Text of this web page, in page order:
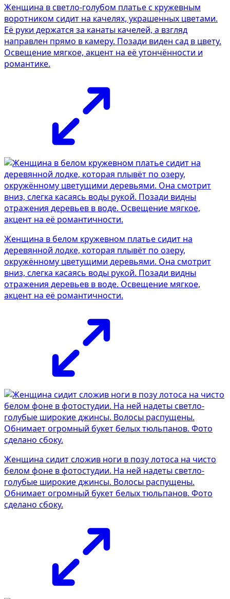
Женщина в светло-голубом платье с кружевным
воротником сидит на качелях, украшенных цветами.
Её руки держатся за канаты качелей, а взгляд
направлен прямо в камеру. Позади виден сад в цвету.
Освещение мягкое, акцент на её утончённости и
романтике.
Женщина в белом кружевном платье сидит на
деревянной лодке, которая плывёт по озеру,
окружённому цветущими деревьями. Она смотрит
вниз, слегка касаясь воды рукой. Позади видны
отражения деревьев в воде. Освещение мягкое,
акцент на её романтичности.
Женщина сидит сложив ноги в позу лотоса на чисто
белом фоне в фотостудии. На ней надеты светло-
голубые широкие джинсы. Волосы распущены.
Обнимает огромный букет белых тюльпанов. Фото
сделано сбоку.